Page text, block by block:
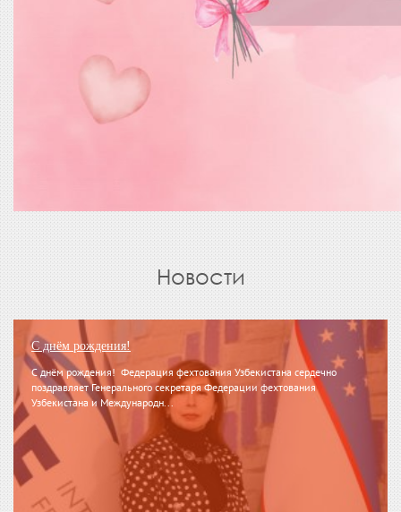
Новости
С днём рождения!
С днём рождения! Федерация фехтования Узбекистана сердечно
поздравляет Генерального секретаря Федерации фехтования
Узбекистана и Международн...